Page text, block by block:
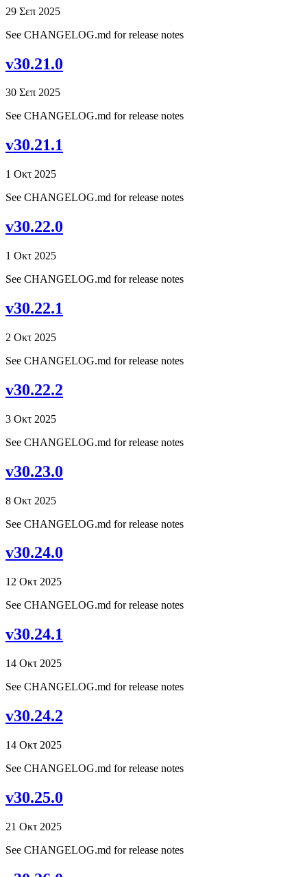
29 Σεπ 2025
See CHANGELOG.md for release notes
v30.21.0
30 Σεπ 2025
See CHANGELOG.md for release notes
v30.21.1
1 Οκτ 2025
See CHANGELOG.md for release notes
v30.22.0
1 Οκτ 2025
See CHANGELOG.md for release notes
v30.22.1
2 Οκτ 2025
See CHANGELOG.md for release notes
v30.22.2
3 Οκτ 2025
See CHANGELOG.md for release notes
v30.23.0
8 Οκτ 2025
See CHANGELOG.md for release notes
v30.24.0
12 Οκτ 2025
See CHANGELOG.md for release notes
v30.24.1
14 Οκτ 2025
See CHANGELOG.md for release notes
v30.24.2
14 Οκτ 2025
See CHANGELOG.md for release notes
v30.25.0
21 Οκτ 2025
See CHANGELOG.md for release notes